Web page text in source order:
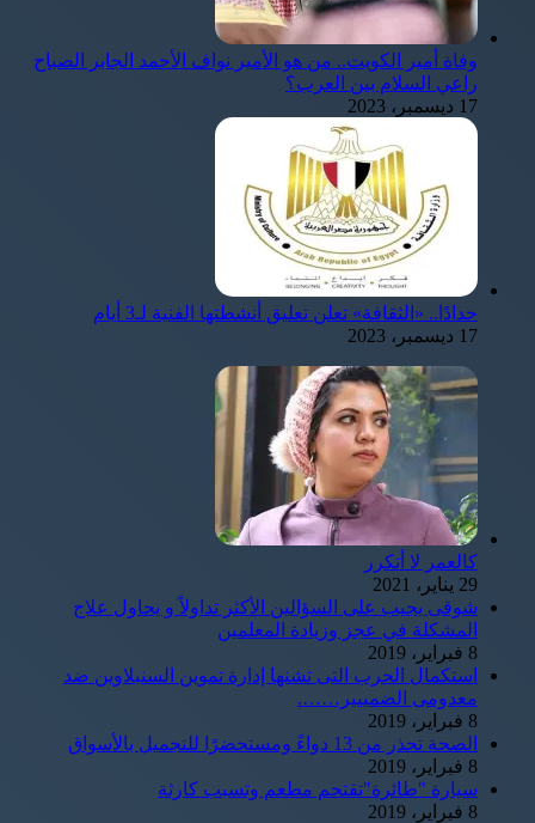
وفاة أمير الكويت.. من هو الأمير نواف الأحمد الجابر الصباح
راعي السلام بين العرب؟
17 ديسمبر، 2023
حدادًا.. «الثقافة» تعلن تعليق أنشطتها الفنية لـ3 أيام
17 ديسمبر، 2023
كالعمر لا أتكرر
29 يناير، 2021
شوقى يجيب على السؤالين الأكثر تداولاً و يحاول علاج
المشكلة في عجز وزيادة المعلمين
8 فبراير، 2019
استكمال الحرب التى تشنها إدارة تموين السنبلاوين ضد
معدومى الضمييير…….
8 فبراير، 2019
الصحة تحذر من 13 دواءً ومستحضرًا للتجميل بالأسواق
8 فبراير، 2019
سيارة "طائرة"تقتحم مطعم وتسبب كارثة
8 فبراير، 2019